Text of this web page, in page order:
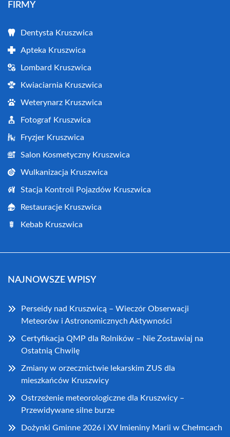
FIRMY
Dentysta Kruszwica
Apteka Kruszwica
Lombard Kruszwica
Kwiaciarnia Kruszwica
Weterynarz Kruszwica
Fotograf Kruszwica
Fryzjer Kruszwica
Salon Kosmetyczny Kruszwica
Wulkanizacja Kruszwica
Stacja Kontroli Pojazdów Kruszwica
Restauracje Kruszwica
Kebab Kruszwica
NAJNOWSZE WPISY
Perseidy nad Kruszwicą – Wieczór Obserwacji
Meteorów i Astronomicznych Aktywności
Certyfikacja QMP dla Rolników – Nie Zostawiaj na
Ostatnią Chwilę
Zmiany w orzecznictwie lekarskim ZUS dla
mieszkańców Kruszwicy
Ostrzeżenie meteorologiczne dla Kruszwicy –
Przewidywane silne burze
Dożynki Gminne 2026 i XV Imieniny Marii w Chełmcach